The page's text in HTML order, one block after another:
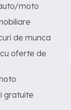
moto
de munca
oferte de
gratuite